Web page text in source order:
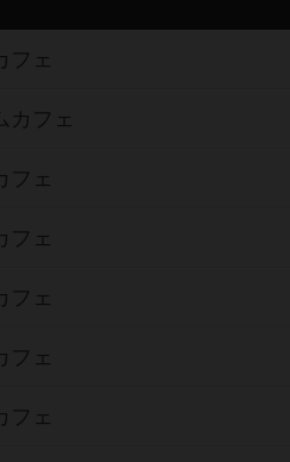
フェ
カフェ
フェ
フェ
フェ
フェ
フェ